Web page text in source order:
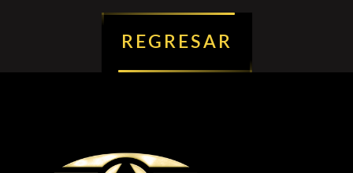
REGRESAR